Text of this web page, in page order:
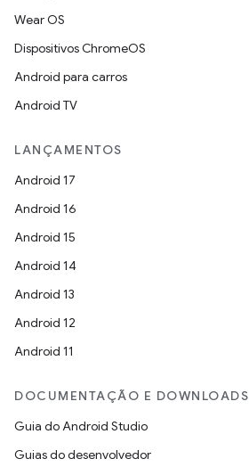
Wear OS
Dispositivos ChromeOS
Android para carros
Android TV
LANÇAMENTOS
Android 17
Android 16
Android 15
Android 14
Android 13
Android 12
Android 11
DOCUMENTAÇÃO E DOWNLOADS
Guia do Android Studio
Guias do desenvolvedor